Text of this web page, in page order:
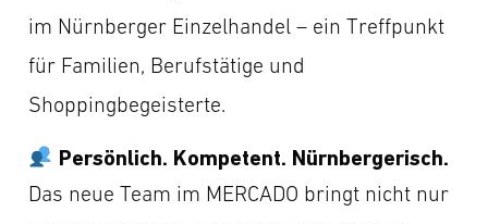
im Nürnberger Einzelhandel – ein Treffpunkt
für Familien, Berufstätige und
Shoppingbegeisterte.
Persönlich. Kompetent. Nürnbergerisch.
Das neue Team im MERCADO bringt nicht nur